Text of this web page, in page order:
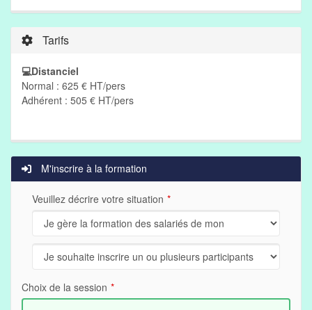
Tarifs
💻Distanciel
Normal : 625 € HT/pers
Adhérent : 505 € HT/pers
M'inscrire à la formation
Veuillez décrire votre situation
Choix de la session